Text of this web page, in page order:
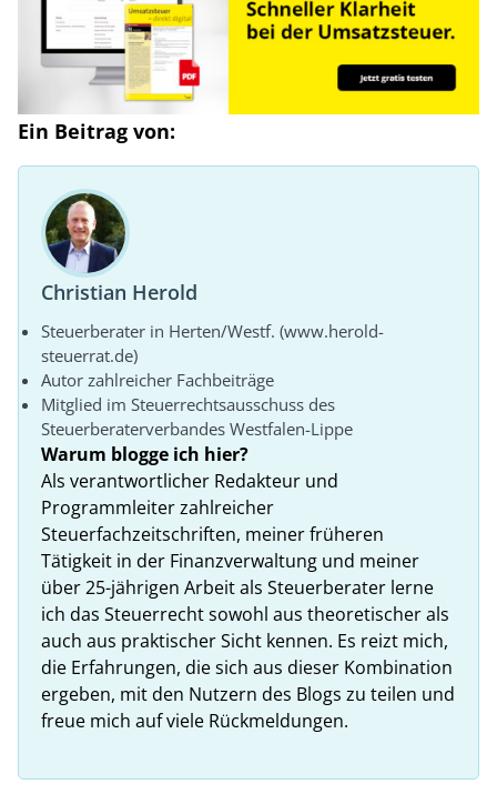
Ein Beitrag von:
Christian Herold
Steuerberater in Herten/Westf. (www.herold-
steuerrat.de)
Autor zahlreicher Fachbeiträge
Mitglied im Steuerrechtsausschuss des
Steuerberaterverbandes Westfalen-Lippe
Warum blogge ich hier?
Als verantwortlicher Redakteur und
Programmleiter zahlreicher
Steuerfachzeitschriften, meiner früheren
Tätigkeit in der Finanzverwaltung und meiner
über 25-jährigen Arbeit als Steuerberater lerne
ich das Steuerrecht sowohl aus theoretischer als
auch aus praktischer Sicht kennen. Es reizt mich,
die Erfahrungen, die sich aus dieser Kombination
ergeben, mit den Nutzern des Blogs zu teilen und
freue mich auf viele Rückmeldungen.